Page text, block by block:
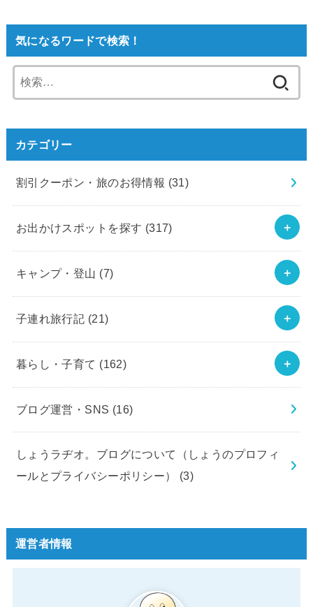
気になるワードで検索！
索:
カテゴリー
割引クーポン・旅のお得情報 (31)
お出かけスポットを探す (317)
キャンプ・登山 (7)
子連れ旅行記 (21)
暮らし・子育て (162)
ブログ運営・SNS (16)
しょうラヂオ。ブログについて（しょうのプロフィ
ールとプライバシーポリシー） (3)
運営者情報